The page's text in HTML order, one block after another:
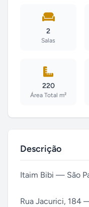
2
Salas
220
Área Total m²
Descrição
Itaim Bibi — São
Rua Jacurici, 184